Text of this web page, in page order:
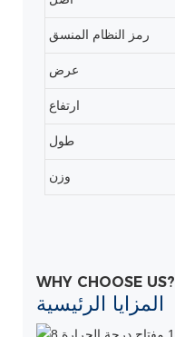
رمز النظام المنسق
عرض
ارتفاع
طول
وزن
WHY CHOOSE US?
المزايا الرئيسية